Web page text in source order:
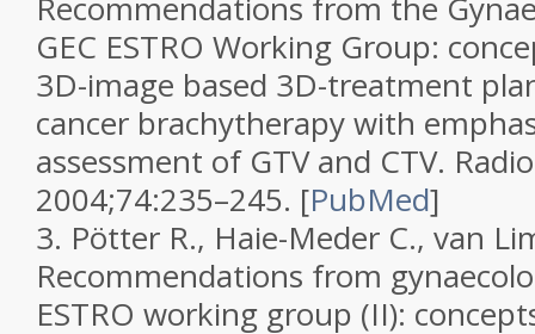
GEC ESTRO Working Group:
3D-image based 3D-treatment
cancer brachytherapy with
assessment of GTV and CTV.
2004;74:235–245. [PubMed]
3. Pötter R., Haie-Meder C., van
Recommendations from
ESTRO working group (II):